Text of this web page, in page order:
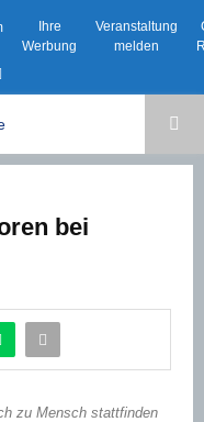
Ihre
Werbung
Veranstaltung
melden
bei
zu Mensch stattfinden